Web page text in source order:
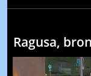
Ragusa,